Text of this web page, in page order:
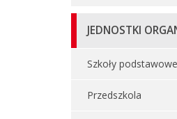
JEDNOSTKI
Szkoły podstawowe
Przedszkola